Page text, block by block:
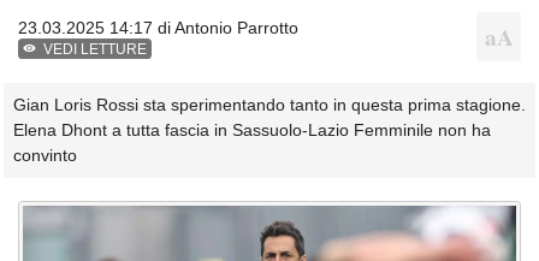
23.03.2025 14:17 diAntonio Parrotto
VEDI LETTURE
Gian Loris Rossi sta sperimentando tanto in questa prima stagione.
Elena Dhont a tutta fascia in Sassuolo-Lazio Femminile non ha
convinto